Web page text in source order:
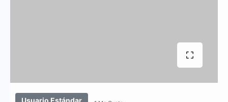
Usuario Estándar